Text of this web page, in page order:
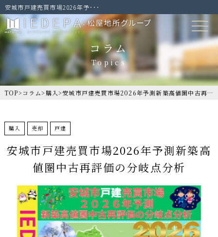
安城市戸建売買市場2026年予･･･
TOP> コラム> 購入>安城市戸建売買市場2026年予測新築高値圏中古再評価の分岐点分析
コラム
購入 売却 戸建
安城市戸建売買市場2026年予測新築高
値圏中古再評価の分岐点分析